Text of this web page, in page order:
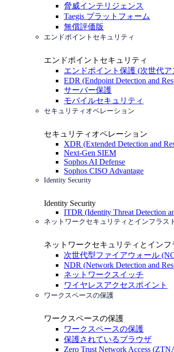
脅威インテリジェンス
Taegis プラットフォーム
無償評価版
エンドポイントセキュリティ
エンドポイントセキュリティ
エンドポイント保護 (次世代
EDR (Endpoint Detection and
サーバー保護
モバイルセキュリティ
セキュリティオペレーション
セキュリティオペレーション
XDR (Extended Detection and
Next-Gen SIEM
Sophos AI Defense
Sophos CISO Advantage
Identity Security
Identity Security
ITDR (Identity Threat Detection
ネットワークセキュリティとインフラス
ネットワークセキュリティとインフ
次世代型ファイアウォール
NDR (Network Detection and
ネットワークスイッチ
ワイヤレスアクセスポイント
ワークスペースの保護
ワークスペースの保護
ワークスペースの保護
保護されているブラウザ
Zero Trust Network Access